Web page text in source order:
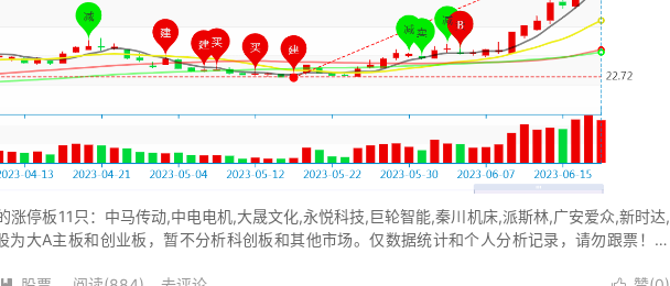
涨停板11只：中马传动,中电电机,大晟文化,永悦科技,巨轮智能,秦川机床,派斯林,广安爱众,新时达,
为大A主板和创业板，暂不分析科创板和其他市场。仅数据统计和个人分析记录，请勿跟票！打